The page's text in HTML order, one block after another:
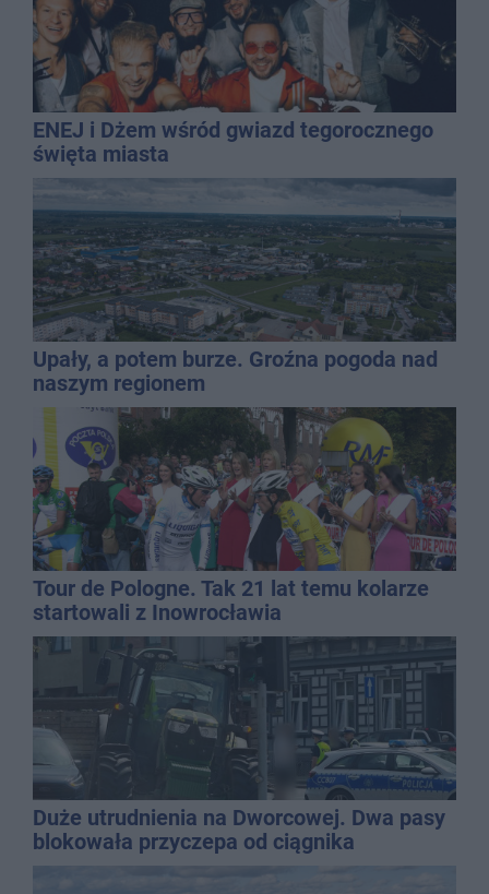
ENEJ i Dżem wśród gwiazd tegorocznego
święta miasta
Upały, a potem burze. Groźna pogoda nad
naszym regionem
Tour de Pologne. Tak 21 lat temu kolarze
startowali z Inowrocławia
Duże utrudnienia na Dworcowej. Dwa pasy
blokowała przyczepa od ciągnika